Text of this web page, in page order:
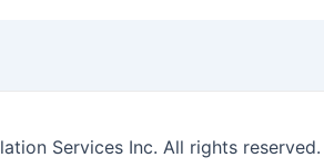
Services Inc. All rights reserved.